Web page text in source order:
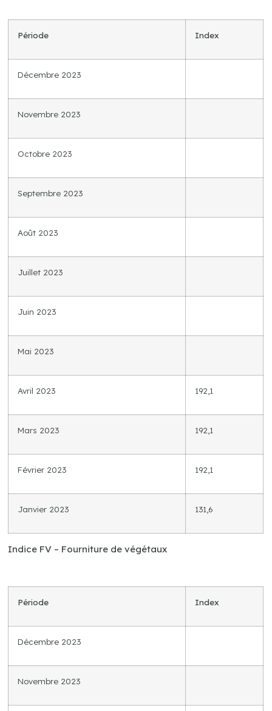
Période Index
Décembre 2023
Novembre 2023
Octobre 2023
Septembre 2023
Août 2023
Juillet 2023
Juin 2023
Mai 2023
Avril 2023 192,1
Mars 2023 192,1
Février 2023 192,1
Janvier 2023 131,6
Indice FV – Fourniture de végétaux
Période Index
Décembre 2023
Novembre 2023